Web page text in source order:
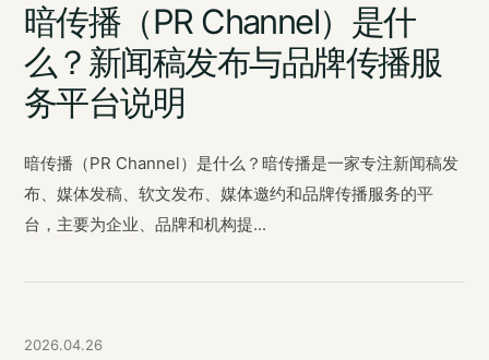
暗传播（PR Channel）是什
么？新闻稿发布与品牌传播服
务平台说明
暗传播（PR Channel）是什么？暗传播是一家专注新闻稿发
布、媒体发稿、软文发布、媒体邀约和品牌传播服务的平
台，主要为企业、品牌和机构提...
2026.04.26